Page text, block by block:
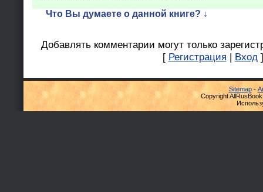
Что Вы думаете о данной книге? ↓
Добавлять комментарии могут только
[ Регистрация | Вход ]
Sitemap-
Copyright